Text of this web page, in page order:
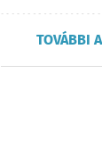
TOVÁBBI